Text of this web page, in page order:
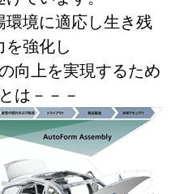
環境に適応し生き残
を強化し
向上を実現するため
は－－－